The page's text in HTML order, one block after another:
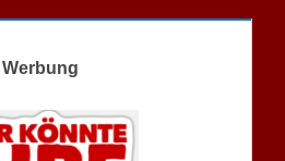
Werbung